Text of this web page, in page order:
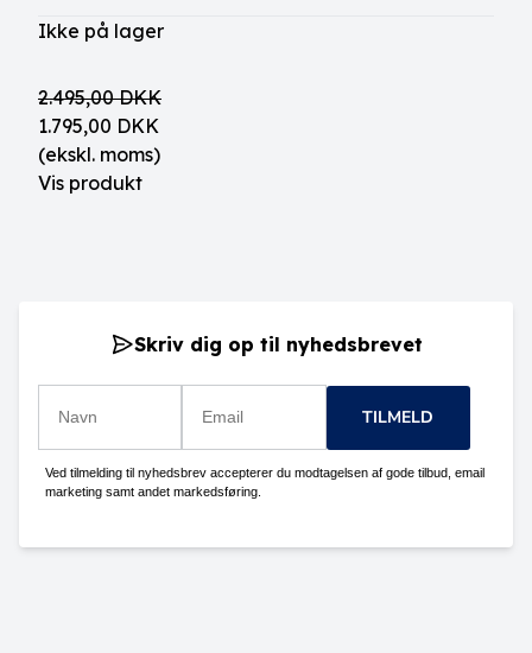
Ikke på lager
2.495,00 DKK
1.795,00 DKK
(ekskl. moms)
Vis produkt
Skriv dig op til nyhedsbrevet
TILMELD
Ved tilmelding til nyhedsbrev accepterer du modtagelsen af gode tilbud, email
marketing samt andet markedsføring.